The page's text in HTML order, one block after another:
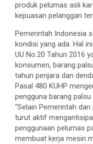
produk pelumas asli
kepuasan pelanggan
Pemerintah Indonesia
kondisi yang ada. Hal
UU No.20 Tahun 2016
konsumen, barang
tahun penjara dan
Pasal 480 KUHP
pengguna barang
“Selain Pemerintah
turut aktif
penggunaan pelumas
membuat kerja mesin